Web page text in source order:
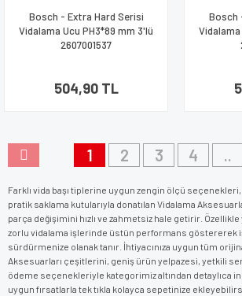
Bosch - Extra Hard Serisi
Vidalama Ucu PH3*89 mm 3'lü
2607001537
504,90 TL
Bosch
1 2 3 4 ..
Farklı vida başı tiplerine uygun zengin ölçü
pratik saklama kutularıyla donatılan Vidalama
parça değişimini hızlı ve zahmetsiz hale getirir.
zorlu vidalama işlerinde üstün performans göstererek iş
sürdürmenize olanak tanır. İhtiyacınıza uygun tüm
Aksesuarları çeşitlerini, geniş ürün yelpazesi, yetkili
ödeme seçenekleriyle kategorimiz altından detaylıca
uygun fırsatlarla tek tıkla kolayca sepetinize